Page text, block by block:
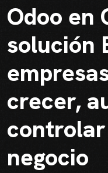
Odoo en
solución
crecer,
negocio